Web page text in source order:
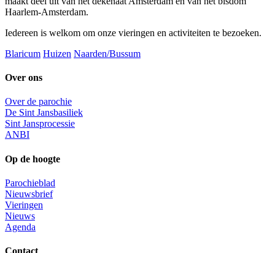
Haarlem-Amsterdam.
Iedereen is welkom om onze vieringen en activiteiten te bezoeken.
Blaricum Huizen Naarden/Bussum
Over ons
Over de parochie
De Sint Jansbasiliek
Sint Jansprocessie
ANBI
Op de hoogte
Parochieblad
Nieuwsbrief
Vieringen
Nieuws
Agenda